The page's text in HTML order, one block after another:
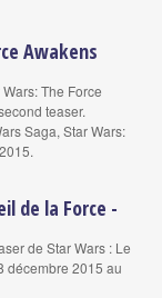
Awakens
The Force
teaser.
Saga, Star Wars:
de la Force -
de Star Wars : Le
décembre 2015 au